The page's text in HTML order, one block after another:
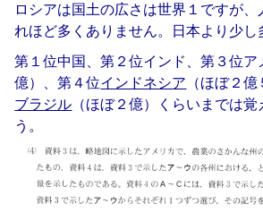
ロシアは国土の広さは世界１ですが
れほど多くありません。 日本より少し
第１位中国、第２位インド、第３位ア
億）、第４位インドネシア （ほぼ２
ブラジル （ほぼ２億）くらいまでは覚
う。